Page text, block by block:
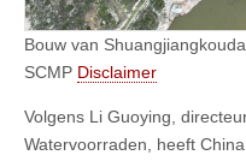
Bouw van
SCMP Disclaimer
Volgens Li Guoying,
Watervoorraden, heeft